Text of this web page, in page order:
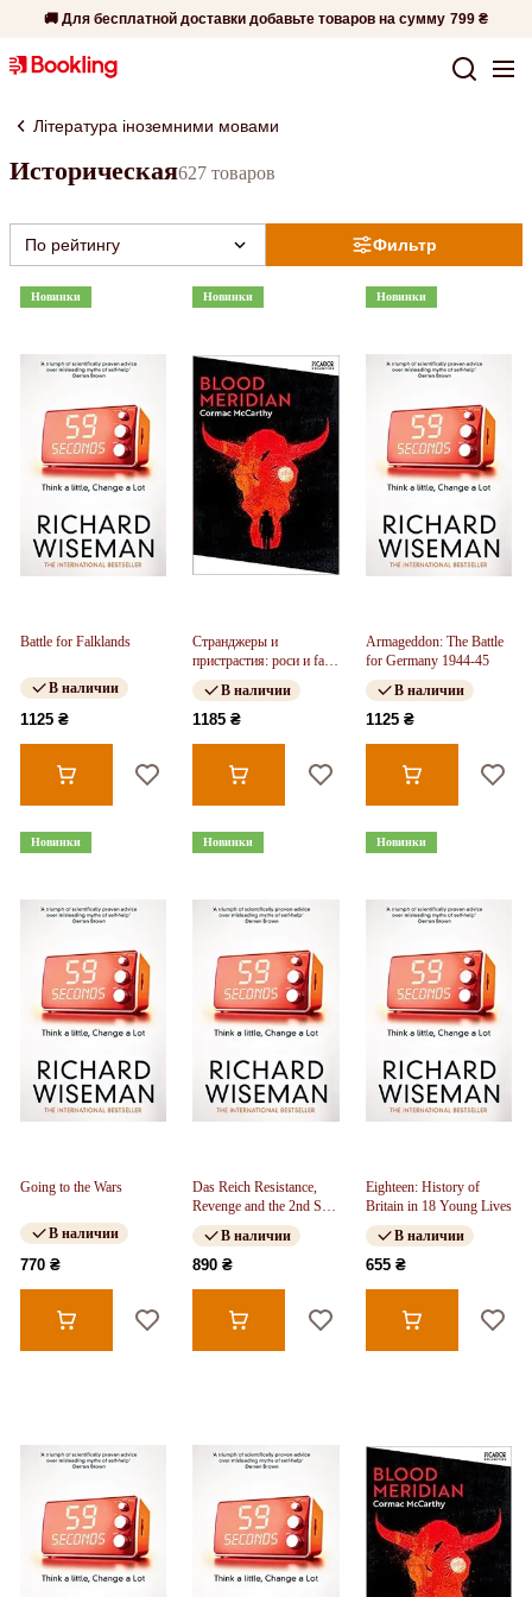
🚚 Для бесплатной доставки добавьте товаров на сумму 799 ₴
Література іноземними мовами
Историческая627 товаров
Фильтр
По рейтингу
Новинки
Battle for Falklands
В наличии
1125 ₴
Новинки
Странджеры и
пристрастия: роси и fall
of private life
В наличии
1185 ₴
Новинки
Armageddon: The Battle
for Germany 1944-45
В наличии
1125 ₴
Новинки
Going to the Wars
В наличии
770 ₴
Новинки
Das Reich Resistance,
Revenge and the 2nd SS
Panzer Division in
France, June 1944
В наличии
890 ₴
Новинки
Eighteen: History of
Britain in 18 Young Lives
В наличии
655 ₴